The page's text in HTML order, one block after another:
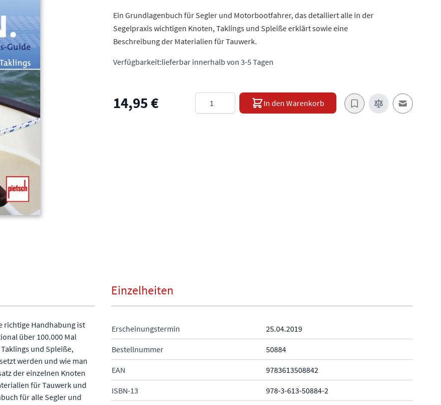
Ein Grundlagenbuch für Segler und Motorbootfahrer, das detailiert alle in der
Segelpraxis wichtigen Knoten, Taklings und Spleiße erklärt sowie eine
Beschreibung der Materialien für Tauwerk.
Verfügbarkeit:lieferbar innerhalb von 3-5 Tagen
14,95 € Menge In den Warenkorb
E-Mail an
richtige Handhabung ist
über 100.000 Mal
und Spleiße,
werden und wie man
der einzelnen Knoten
für Tauwerk und
für alle Segler und
Einzelheiten
Erscheinungstermin 25.04.2019
Bestellnummer 50884
EAN 9783613508842
ISBN-13 978-3-613-50884-2